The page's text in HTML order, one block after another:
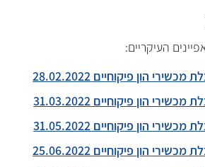
העיקריים:
מכשירי הון פיקוחיים 28.02.2022
מכשירי הון פיקוחיים 31.03.2022
מכשירי הון פיקוחיים 31.05.2022
מכשירי הון פיקוחיים 25.06.2022